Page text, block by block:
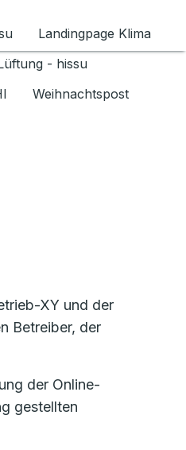
Landingpage Klima
- hissu
Weihnachtspost
XY und der
Betreiber, der
der Online-
gestellten